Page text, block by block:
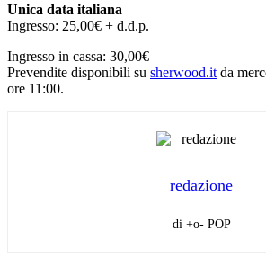
Unica data italiana
Ingresso: 25,00€ + d.d.p.
Ingresso in cassa: 30,00€
Prevendite disponibili su sherwood.it da
ore 11:00.
redazione
di +o- POP